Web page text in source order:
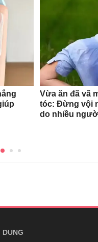
Vừa ăn đã vã
tóc: Đừng vội
do nhiều
DUNG